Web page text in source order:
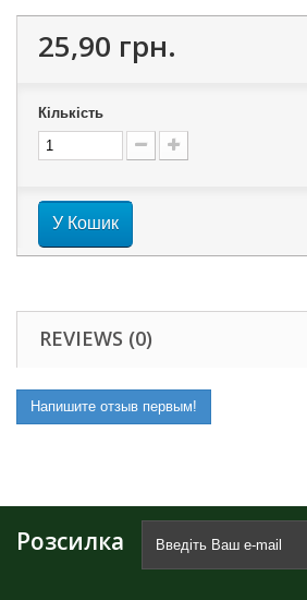
25,90 грн.
Кількість
У Кошик
REVIEWS (0)
Напишите отзыв первым!
Розсилка